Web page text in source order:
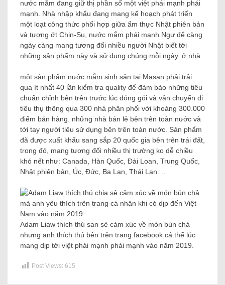
nước mắm đang giữ thị phần số một việt phái mạnh phái
mạnh. Nhà nhập khẩu đang mang kế hoạch phát triển
một loạt công thức phối hợp giữa ẩm thực Nhật phiên bản
và tương ớt Chin-Su, nước mắm phái mạnh Ngư để càng
ngày càng mang tương đối nhiều người Nhật biết tới
những sản phẩm này và sử dụng chúng mỗi ngày. ở nhà.
một sản phẩm nước mắm sinh sản tại Masan phải trải
qua ít nhất 40 lần kiểm tra quality để đảm bảo những tiêu
chuẩn chỉnh bên trên trước lúc đóng gói và vận chuyển đi
tiêu thụ thông qua 300 nhà phân phối với khoảng 300.000
điểm bán hàng. những nhà bán lẻ bên trên toàn nước và
tới tay người tiêu sử dụng bên trên toàn nước. Sản phẩm
đã được xuất khẩu sang sắp 20 quốc gia bên trên trái đất,
trong đó, mang tương đối nhiều thị trường ko dễ chiều
khó nết như: Canada, Hàn Quốc, Đài Loan, Trung Quốc,
Nhật phiên bản, Úc, Đức, Ba Lan, Thái Lan. ..
Adam Liaw thích thú san sẻ cảm xúc về món bún chả
nhưng anh thích thú bên trên trang facebook cá thể lúc
mang dịp tới việt phái mạnh phái mạnh vào năm 2019.
Post Views: 615